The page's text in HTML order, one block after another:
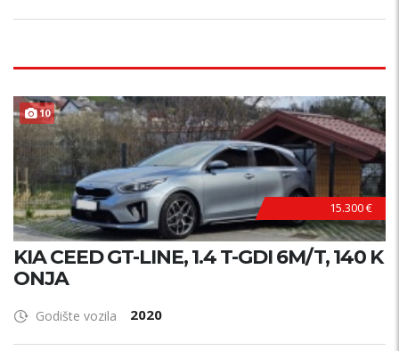
10
15.300 €
KIA CEED GT-LINE, 1.4 T-GDI 6M/T, 140 K
ONJA
Godište vozila 2020